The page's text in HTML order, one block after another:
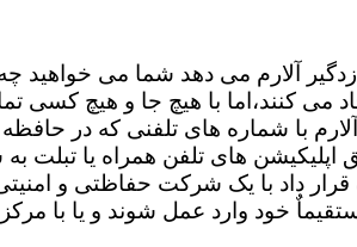
آلارم می دهد شما می خواهید
می کنند،اما با هیچ جا و هیچ کسی
با شماره های تلفنی که در
های تلفن همراه یا تبلت به
داد با یک شرکت حفاظتی و
خود وارد عمل شوند و یا با